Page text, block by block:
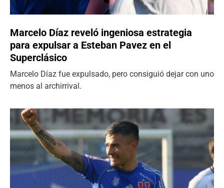
Marcelo Díaz reveló ingeniosa estrategia
para expulsar a Esteban Pavez en el
Superclásico
Marcelo Díaz fue expulsado, pero consiguió dejar con uno
menos al archirrival.